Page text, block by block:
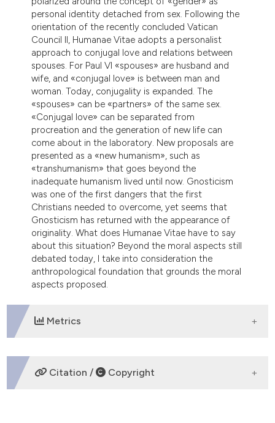
personal identity detached from sex. Following the
orientation of the recently concluded Vatican
Council II, Humanae Vitae adopts a personalist
approach to conjugal love and relations between
spouses. For Paul VI «spouses» are husband and
wife, and «conjugal love» is between man and
woman. Today, conjugality is expanded. The
«spouses» can be «partners» of the same sex.
«Conjugal love» can be separated from
procreation and the generation of new life can
come about in the laboratory. New proposals are
presented as a «new humanism», such as
«transhumanism» that goes beyond the
inadequate humanism lived until now. Gnosticism
was one of the first dangers that the first
Christians needed to overcome, yet seems that
Gnosticism has returned with the appearance of
originality. What does Humanae Vitae have to say
about this situation? Beyond the moral aspects still
debated today, I take into consideration the
anthropological foundation that grounds the moral
aspects proposed.
Metrics
DOWNLOADS
Citation / Copyright